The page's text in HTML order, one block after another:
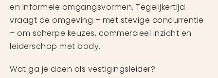
en informele omgangsvormen. Tegelijkertijd
vraagt de omgeving – met stevige concurrentie
– om scherpe keuzes, commercieel inzicht en
leiderschap met body.
Wat ga je doen als vestigingsleider?